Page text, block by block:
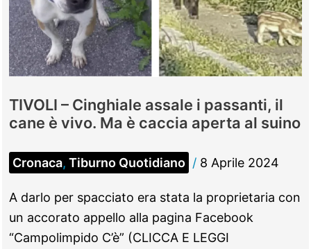
TIVOLI – Cinghiale assale i passanti, il
cane è vivo. Ma è caccia aperta al suino
Cronaca, Tiburno Quotidiano / 8 Aprile 2024
A darlo per spacciato era stata la proprietaria con
un accorato appello alla pagina Facebook
“Campolimpido C’è” (CLICCA E LEGGI